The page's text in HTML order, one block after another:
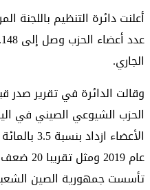
أعلنت دائرة التنظيم باللجنة
الجاري.
وقالت الدائرة في تقرير صدر
الحزب الشيوعي الصيني في
الأعضاء
تأسست جمهورية الصين